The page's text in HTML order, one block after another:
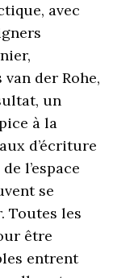
avec
der Rohe,
un
à la
d’écriture
l’espace
se
Toutes les
être
entrent